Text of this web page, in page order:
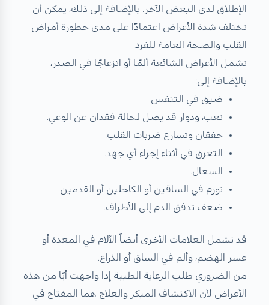
الإطلاق لدى البعض الآخر. بالإضافة إلى ذلك، يمكن أن
تختلف شدة الأعراض اعتمادًا على مدى خطورة أمراض
القلب والصحة العامة للفرد.
تشمل الأعراض الشائعة ألمًا أو انزعاجًا في الصدر،
بالإضافة إلى:
ضيق في التنفس.
تعب، ودوار قد يصل لحالة فقدان عن الوعي.
خفقان وتسارع ضربات القلب.
التعرق في أثناء إجراء أي جهد.
السعال.
تورم في الساقين أو الكاحلين أو القدمين.
ضعف تدفق الدم إلى الأطراف.
قد تشمل العلامات الأخرى أيضاً الآلام في المعدة أو
عسر الهضم، وألم في الساق أو الذراع.
من الضروري طلب الرعاية الطبية إذا واجهت أيًا من هذه
الأعراض لأن الاكتشاف المبكر والعلاج هما المفتاح في